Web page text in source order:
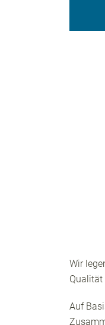
Wir
Qualität
Auf